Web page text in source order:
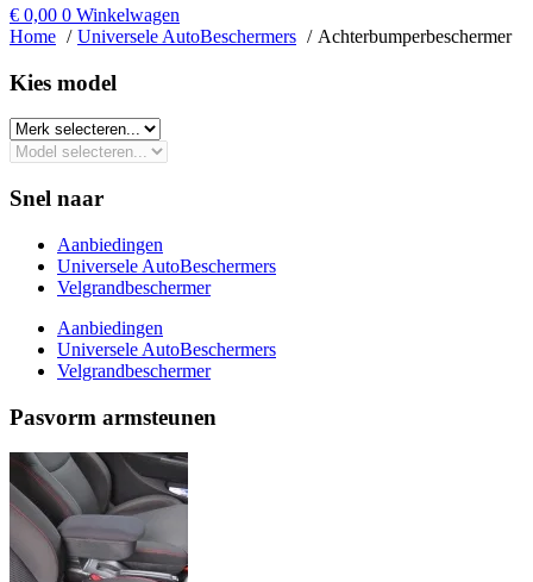
€ 0,00 0 Winkelwagen
Home
Universele AutoBeschermers Achterbumperbeschermer
Kies model​
Snel naar
Aanbiedingen
Universele AutoBeschermers
Velgrandbeschermer
Aanbiedingen
Universele AutoBeschermers
Velgrandbeschermer
Pasvorm armsteunen